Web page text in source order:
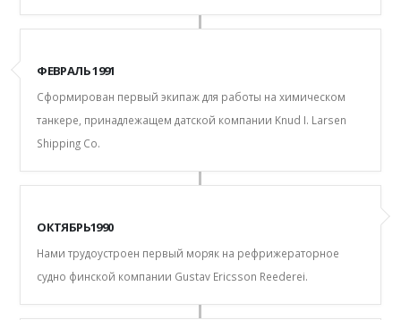
ФЕВРАЛЬ 1991
Сформирован первый экипаж для работы на химическом
танкере, принадлежащем датской компании Knud I. Larsen
Shipping Co.
ОКТЯБРЬ1990
Нами трудоустроен первый моряк на рефрижераторное
судно финской компании Gustav Ericsson Reederei.